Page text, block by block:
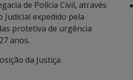
de Polícia Civil, através
Judicial expedido pela
protetiva de urgência
anos.
da Justiça